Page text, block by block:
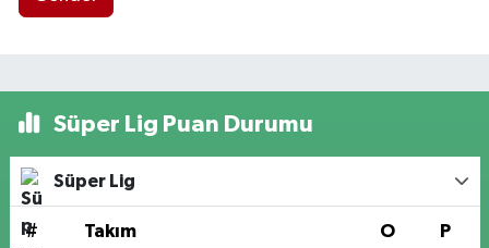
Süper Lig Puan Durumu
Süper Lig
# Takım O P